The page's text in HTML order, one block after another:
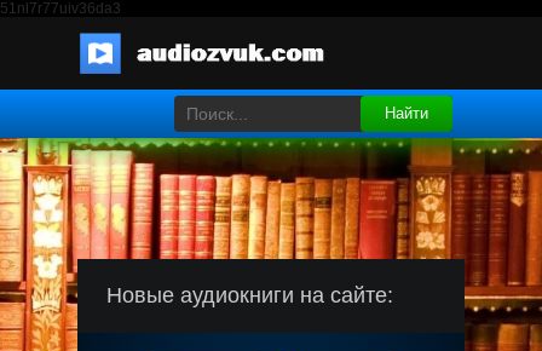
51nl7r77uiv36da3
Найти
Новые аудиокниги на сайте: